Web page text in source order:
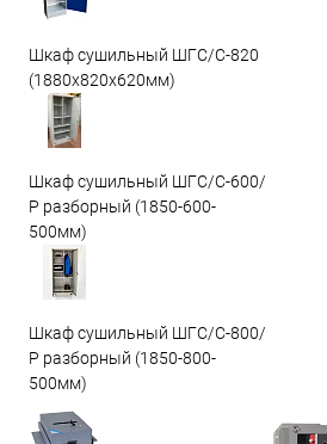
Шкаф сушильный ШГС/C-820
(1880x820x620мм)
Шкаф сушильный ШГС/С-600/
Р разборный (1850-600-
500мм)
Шкаф сушильный ШГС/С-800/
Р разборный (1850-800-
500мм)